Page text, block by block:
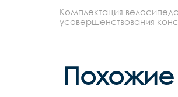
Комплектация
усовершенствования
Похожие